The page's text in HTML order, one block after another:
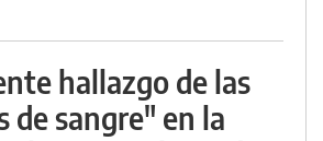
hallazgo de las
de sangre" en la